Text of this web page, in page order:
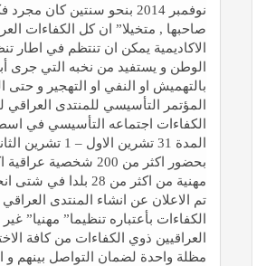
نوفمبر 2014 بنحو سنتين كان
صاحبها , متخيلا” ان كل الكفاءات
الاكاديمية يمكن ان تنتظم في اطار
الوطن و يستفيد من نخبه التي جرى
بالتهميش او النفي او التهجير و حتى
المؤتمر التأسيسي للمنتدى العراقي
الكفاءات اجتماعه التأسيسي في
بحضور اكثر من 200 شخصية
مهنية من اكثر من 28 بلدا
تم الاعلان عن انشاء المنتدى
الكفاءات بأعتباره تنظيما” مهنيا”
العراقيين ذوي الكفاءات من كافة
مظلة واحدة لضمان التواصل بينهم و